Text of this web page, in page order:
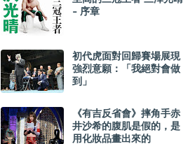
- 序章
初代虎面對回歸賽場展現
強烈意願：「我絕對會做
到」
《有吉反省會》摔角手赤
井沙希的腹肌是假的，是
用化妝品畫出來的